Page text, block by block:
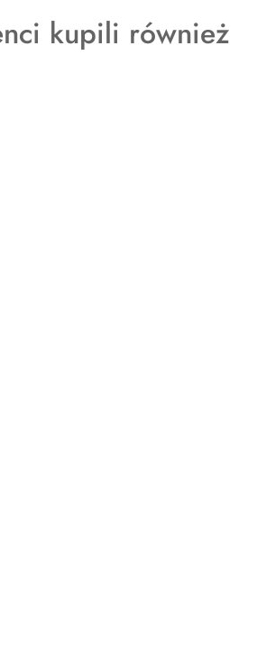
kupili również